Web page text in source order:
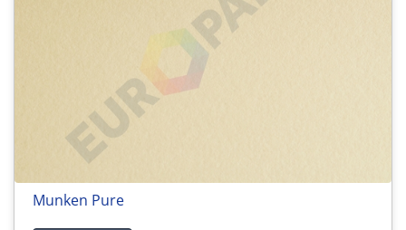
Munken Pure